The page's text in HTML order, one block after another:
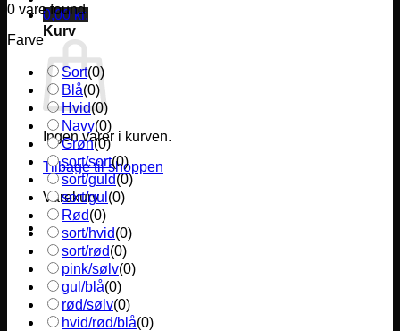
0,00 kr.
Kurv
Ingen varer i kurven.
Tilbage til shoppen
Varekurv
0 vare found
Farve
Sort(0)
Blå(0)
Hvid(0)
Navy(0)
Grøn(0)
sort/sort(0)
sort/guld(0)
sort/gul (0)
Rød(0)
sort/hvid(0)
sort/rød(0)
pink/sølv(0)
gul/blå(0)
rød/sølv(0)
hvid/rød/blå(0)